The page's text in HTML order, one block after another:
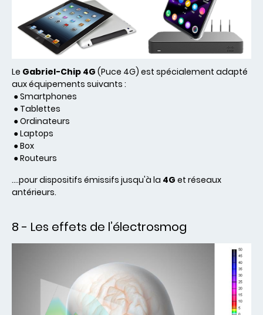
Le Gabriel-Chip 4G (Puce 4G) est spécialement adapté
aux équipements suivants :
● Smartphones
● Tablettes
● Ordinateurs
● Laptops
● Box
● Routeurs
....pour dispositifs émissifs jusqu'à la 4G et réseaux
antérieurs.
8 - Les effets de l’électrosmog